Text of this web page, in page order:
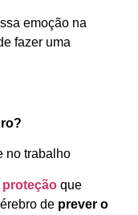
emoção na
fazer uma
no trabalho
proteção que
de prever o